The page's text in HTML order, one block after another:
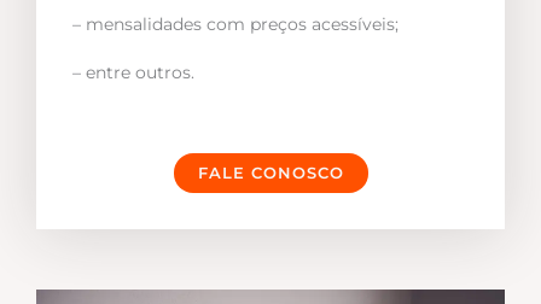
– mensalidades com preços acessíveis;
– entre outros.
FALE CONOSCO